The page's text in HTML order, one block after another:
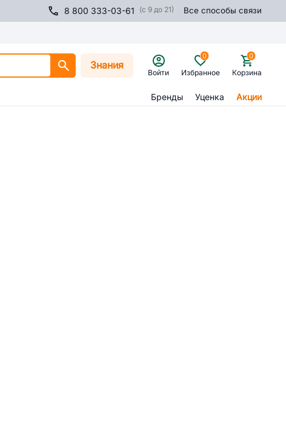
8 800 333-03-61 (с 9 до 21) Все способы связи
Знания
Войти Избранное
0
Корзина
0
Бренды Уценка Акции